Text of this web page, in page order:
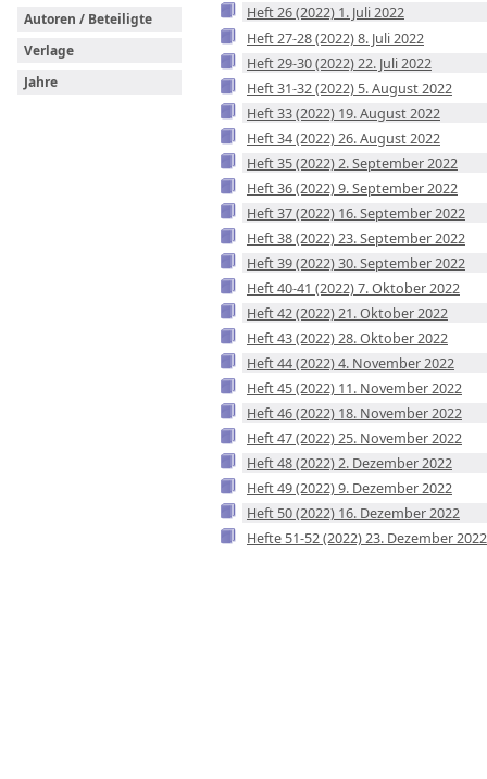
Autoren / Beteiligte
Verlage
Jahre
Heft 26 (2022) 1. Juli 2022
Heft 27-28 (2022) 8. Juli 2022
Heft 29-30 (2022) 22. Juli 2022
Heft 31-32 (2022) 5. August 2022
Heft 33 (2022) 19. August 2022
Heft 34 (2022) 26. August 2022
Heft 35 (2022) 2. September 2022
Heft 36 (2022) 9. September 2022
Heft 37 (2022) 16. September 2022
Heft 38 (2022) 23. September 2022
Heft 39 (2022) 30. September 2022
Heft 40-41 (2022) 7. Oktober 2022
Heft 42 (2022) 21. Oktober 2022
Heft 43 (2022) 28. Oktober 2022
Heft 44 (2022) 4. November 2022
Heft 45 (2022) 11. November 2022
Heft 46 (2022) 18. November 2022
Heft 47 (2022) 25. November 2022
Heft 48 (2022) 2. Dezember 2022
Heft 49 (2022) 9. Dezember 2022
Heft 50 (2022) 16. Dezember 2022
Hefte 51-52 (2022) 23. Dezember 2022